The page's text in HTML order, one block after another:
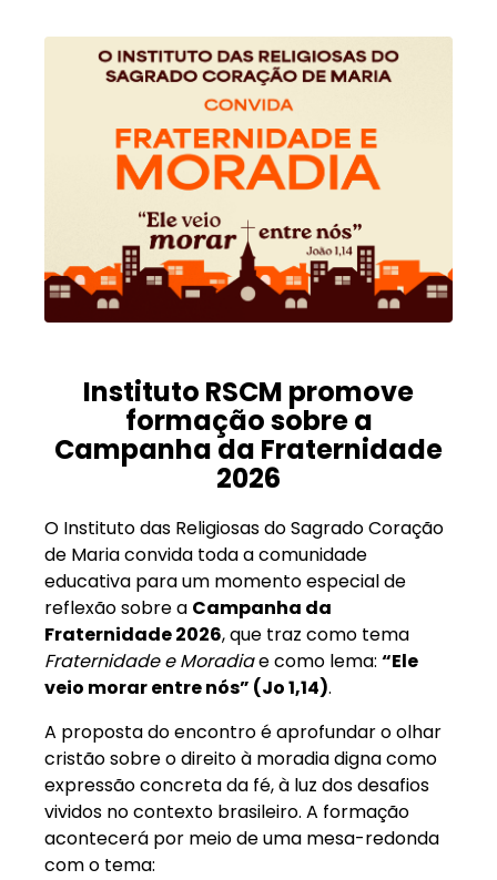
Instituto RSCM promove
formação sobre a
Campanha da Fraternidade
2026
O Instituto das Religiosas do Sagrado Coração
de Maria convida toda a comunidade
educativa para um momento especial de
reflexão sobre a Campanha da
Fraternidade 2026, que traz como tema
Fraternidade e Moradiae como lema: “Ele
veio morar entre nós” (Jo 1,14).
A proposta do encontro é aprofundar o olhar
cristão sobre o direito à moradia digna como
expressão concreta da fé, à luz dos desafios
vividos no contexto brasileiro. A formação
acontecerá por meio de uma mesa-redonda
com o tema: